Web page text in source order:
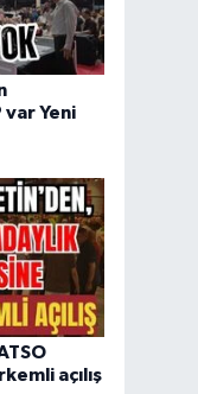
var Yeni
açılış